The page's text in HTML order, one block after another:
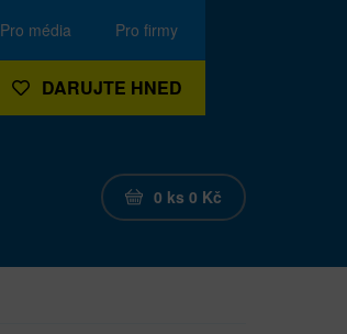
Pro média Pro firmy
DARUJTE HNED
0 ks 0 Kč